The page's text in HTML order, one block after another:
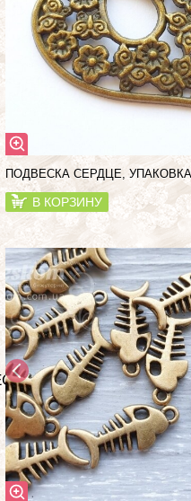
ПОДВЕСКА СЕРДЦЕ, УПАКОВКА
В КОРЗИНУ